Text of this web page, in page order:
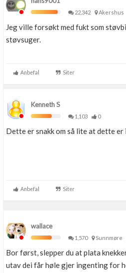
22,342
Akershus
Jeg ville forsøkt med fukt som
støvsuger.
Anbefal Siter
Kenneth S
1,103
0
Dette er snakk om så lite at dette er
Anbefal Siter
wallace
1,570
Sunnmøre
Bor først, slepper du at plata
utav dei får høle gjer ingenting for